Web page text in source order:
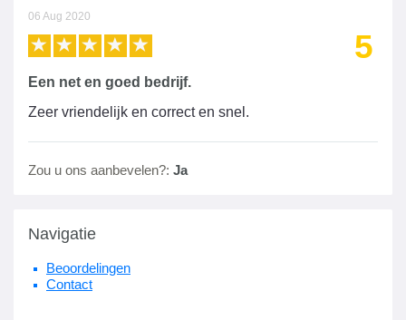
06 Aug 2020
5
Een net en goed bedrijf.
Zeer vriendelijk en correct en snel.
Zou u ons aanbevelen?: Ja
Navigatie
Beoordelingen
Contact